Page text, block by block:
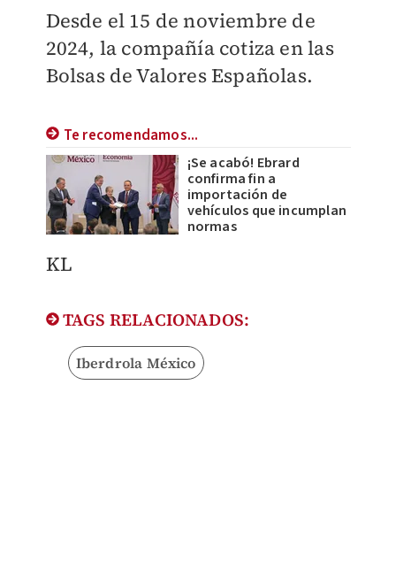
Desde el 15 de noviembre de
2024, la compañía cotiza en las
Bolsas de Valores Españolas.
Te recomendamos...
¡Se acabó! Ebrard
confirma fin a
importación de
vehículos que incumplan
normas
KL
TAGS RELACIONADOS:
Iberdrola México